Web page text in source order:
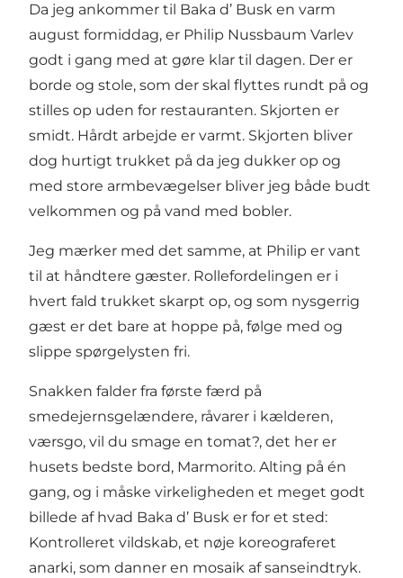
Da jeg ankommer til Baka d’ Busk en varm
august formiddag, er Philip Nussbaum Varlev
godt i gang med at gøre klar til dagen. Der er
borde og stole, som der skal flyttes rundt på og
stilles op uden for restauranten. Skjorten er
smidt. Hårdt arbejde er varmt. Skjorten bliver
dog hurtigt trukket på da jeg dukker op og
med store armbevægelser bliver jeg både budt
velkommen og på vand med bobler.
Jeg mærker med det samme, at Philip er vant
til at håndtere gæster. Rollefordelingen er i
hvert fald trukket skarpt op, og som nysgerrig
gæst er det bare at hoppe på, følge med og
slippe spørgelysten fri.
Snakken falder fra første færd på
smedejernsgelændere, råvarer i kælderen,
værsgo, vil du smage en tomat?, det her er
husets bedste bord, Marmorito. Alting på én
gang, og i måske virkeligheden et meget godt
billede af hvad Baka d’ Busk er for et sted:
Kontrolleret vildskab, et nøje koreograferet
anarki, som danner en mosaik af sanseindtryk.